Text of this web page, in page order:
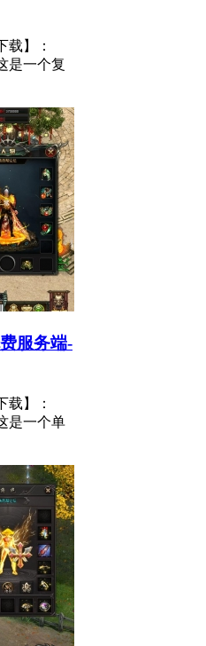
载】：
是一个复
服务端-
载】：
是一个单